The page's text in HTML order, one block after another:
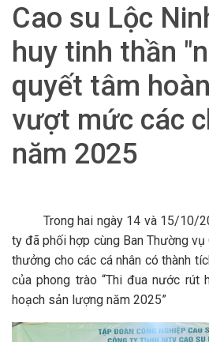
Cao su Lộc
huy tinh thần
quyết tâm
vượt mức các
năm 2025
Trong hai ngày 14 và 15/10/
ty đã phối hợp cùng Ban Thường
thưởng cho các cá nhân có thành
của phong trào “Thi đua nước rút
hoạch sản lượng năm 2025”